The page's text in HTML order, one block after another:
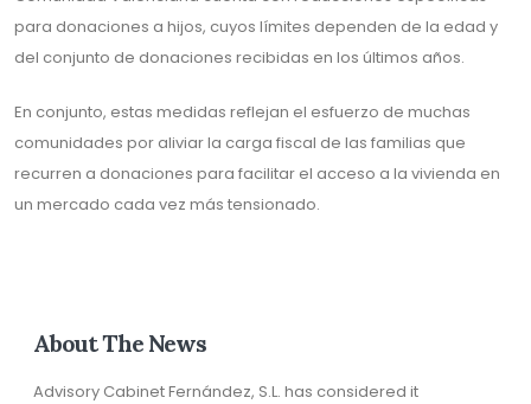
para donaciones a hijos, cuyos límites dependen de la edad y
del conjunto de donaciones recibidas en los últimos años.
En conjunto, estas medidas reflejan el esfuerzo de muchas
comunidades por aliviar la carga fiscal de las familias que
recurren a donaciones para facilitar el acceso a la vivienda en
un mercado cada vez más tensionado.
About The News
Advisory Cabinet Fernández, S.L. has considered it